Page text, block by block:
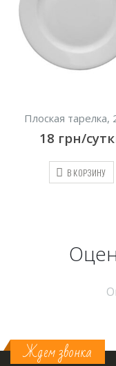
Плоская тарелка,
18 грн/
В КОРЗИНУ
Ждем звонка